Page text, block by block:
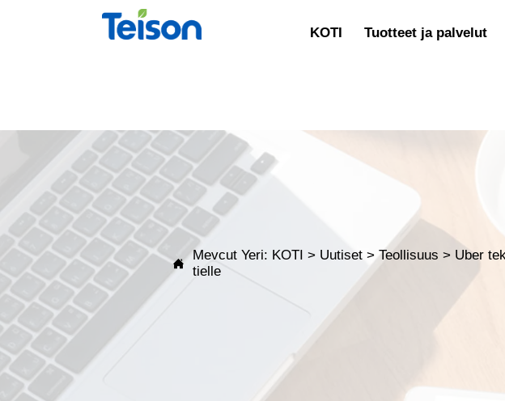
KOTI Tuotteet ja palvelut

Mevcut Yeri: KOTI > Uutiset >Teollisuus > Uber
tielle